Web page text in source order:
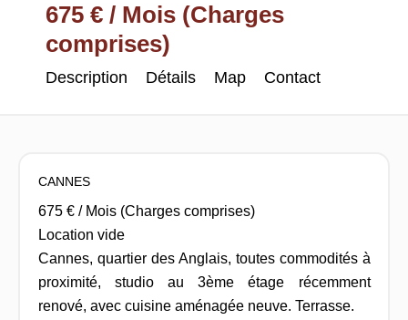
675 € / Mois (Charges
comprises)
Description Détails Map Contact
CANNES
675 € / Mois (Charges comprises)
Location vide
Cannes, quartier des Anglais, toutes commodités à
proximité, studio au 3ème étage récemment
renové, avec cuisine aménagée neuve. Terrasse.